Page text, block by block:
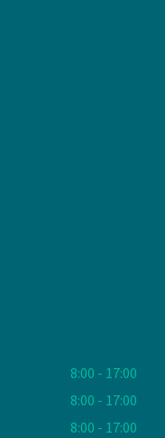
8:00 - 17:00
8:00 - 17:00
8:00 - 17:00